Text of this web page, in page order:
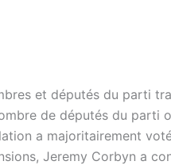
et députés du parti
de députés du parti
a majoritairement
Jeremy Corbyn a